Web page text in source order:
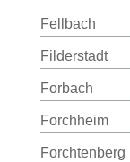
Fellbach
Filderstadt
Forbach
Forchheim
Forchtenberg